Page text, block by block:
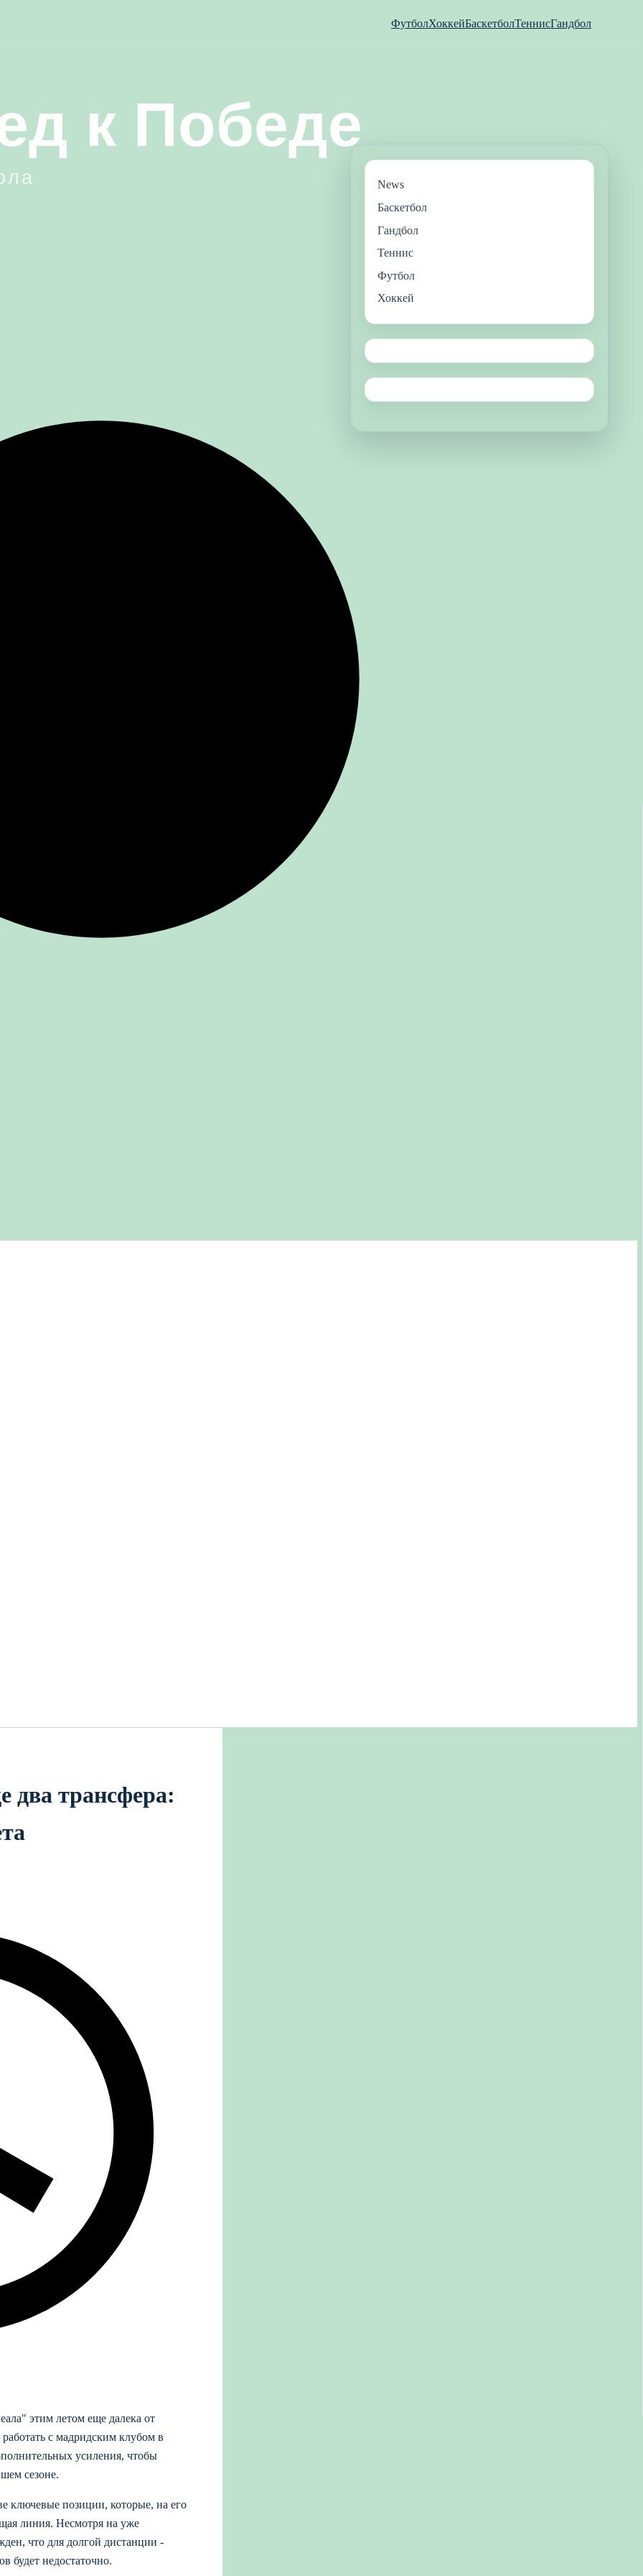
ФутболХоккейБаскетболТеннисГандбол
два трансфера:
этим летом еще далека от
с мадридским клубом в
усиления, чтобы
сезоне.
ключевые позиции, которые, на его
линия. Несмотря на уже
что для долгой дистанции -
будет недостаточно.
News
Баскетбол
Гандбол
Теннис
Футбол
Хоккей